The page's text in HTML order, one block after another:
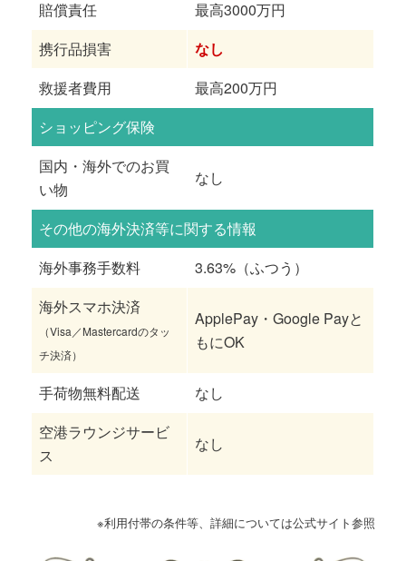
賠償責任
最高3000万円
携行品損害
なし
救援者費用
最高200万円
ショッピング保険
国内・海外でのお買
い物
なし
その他の海外決済等に関する情報
海外事務手数料
3.63%（ふつう）
海外スマホ決済
（Visa／Mastercardのタッ
チ決済）
ApplePay・Google Payと
もにOK
手荷物無料配送
なし
空港ラウンジサービ
ス
なし
※利用付帯の条件等、詳細については公式サイト参照